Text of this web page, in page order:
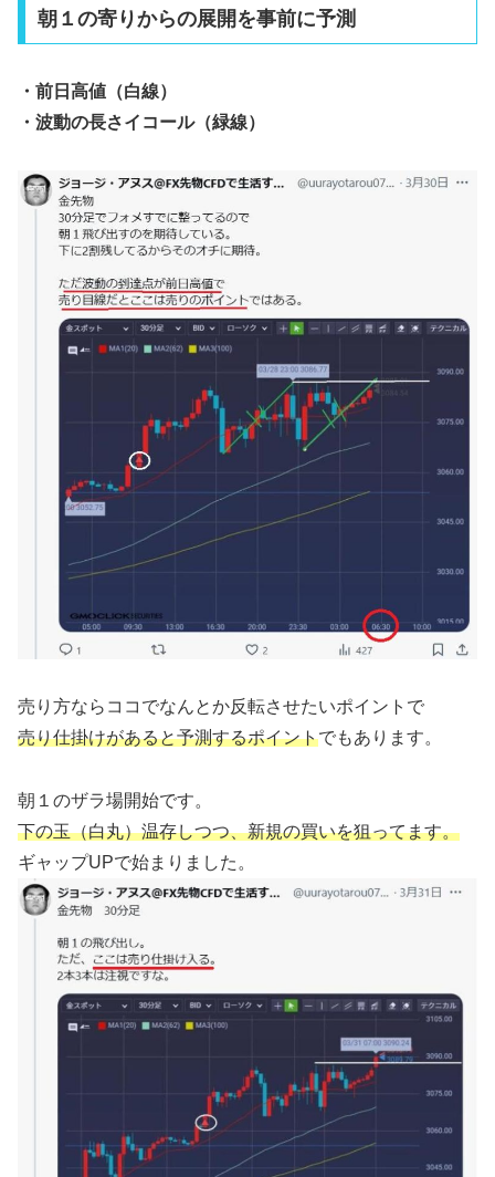
朝１の寄りからの展開を事前に予測
・前日高値（白線）
・波動の長さイコール（緑線）
売り方ならココでなんとか反転させたいポイントで
売り仕掛けがあると予測するポイントでもあります。
朝１のザラ場開始です。
下の玉（白丸）温存しつつ、新規の買いを狙ってます。
ギャップUPで始まりました。